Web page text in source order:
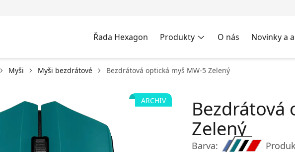
Řada Hexagon Produkty O nás Novinky a
Myši Myši bezdrátové Bezdrátová optická myš MW-5 Zelený
ARCHIV
Barva:
Bezdrátová
Zelený